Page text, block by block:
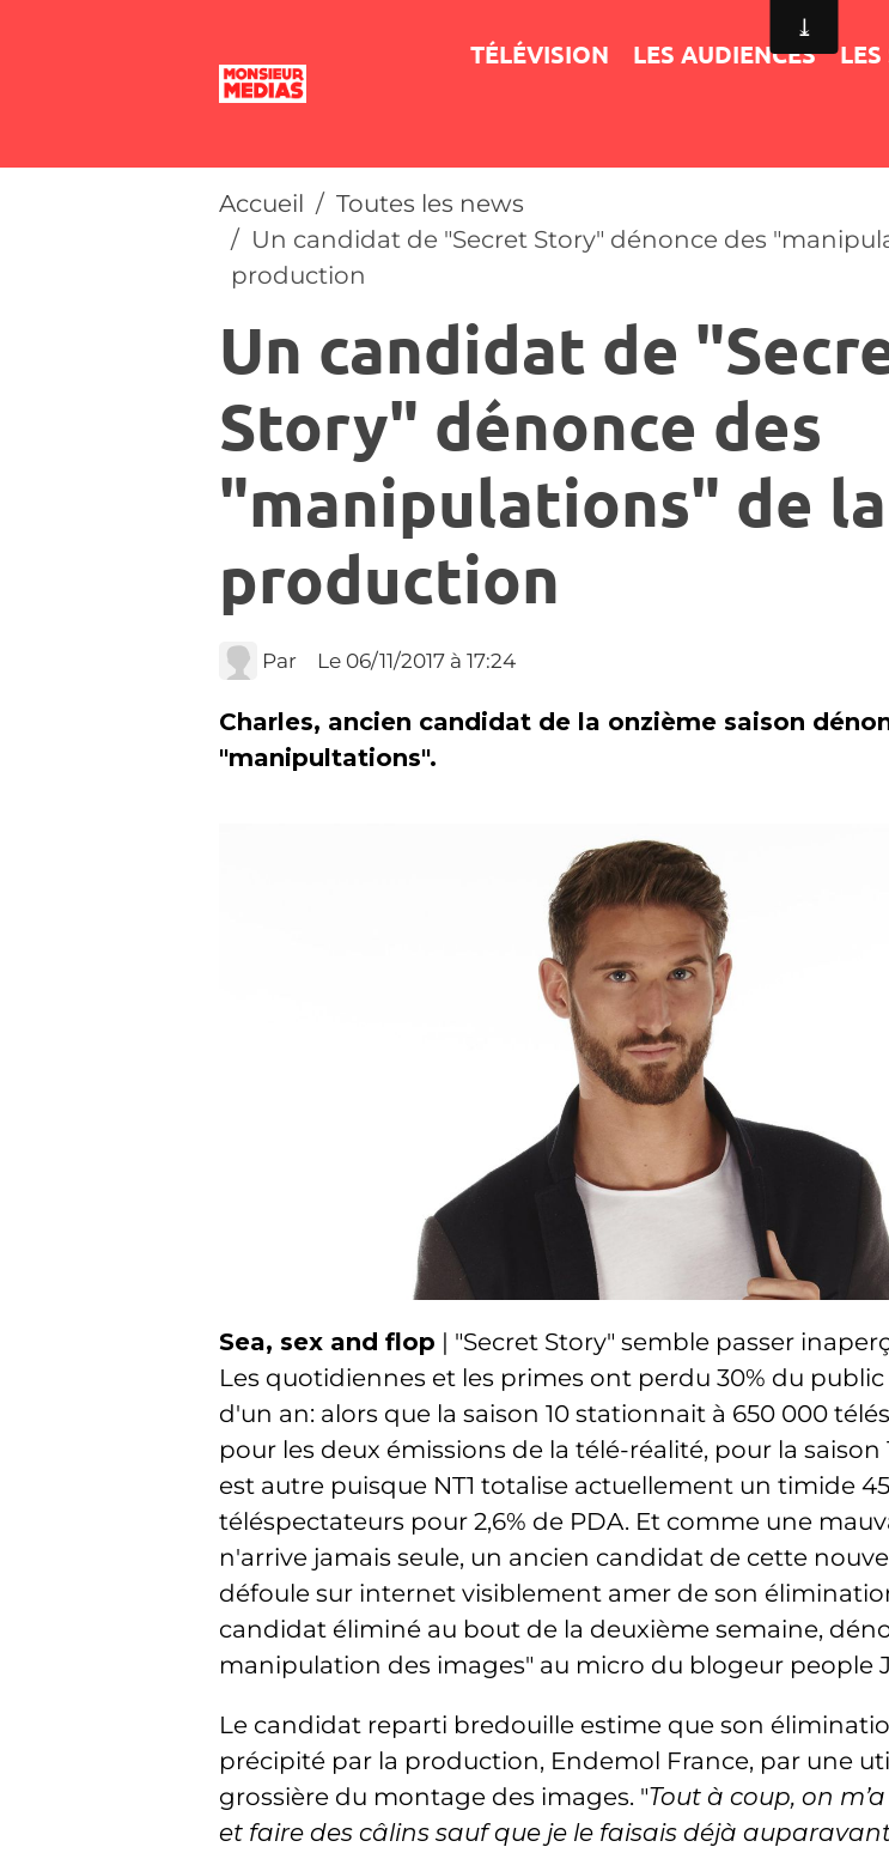
TÉLÉVISION LES AUDIENCES
Accueil
Toutes les news
Un candidat de "Secret Story" dénonce des
production
Un candidat de
Story" dénonce des
"manipulations" de la
production
Par Le 06/11/2017 à 17:24
Charles, ancien candidat de la onzième saison
"manipultations".
Sea, sex and flop | "Secret Story" semble passer
Les quotidiennes et les primes ont perdu 30% du public
d'un an: alors que la saison 10 stationnait à 650 000
pour les deux émissions de la télé-réalité, pour la saison
est autre puisque NT1 totalise actuellement un timide
téléspectateurs pour 2,6% de PDA. Et comme une
n'arrive jamais seule, un ancien candidat de cette
défoule sur internet visiblement amer de son
candidat éliminé au bout de la deuxième semaine,
manipulation des images" au micro du blogeur people
Le candidat reparti bredouille estime que son
précipité par la production, Endemol France, par une
grossière du montage des images. "Tout à coup, on
et faire des câlins sauf que je le faisais déjà